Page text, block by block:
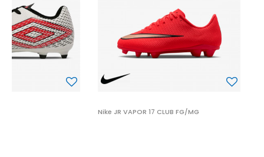
Nike JR VAPOR 17 CLUB FG/MG